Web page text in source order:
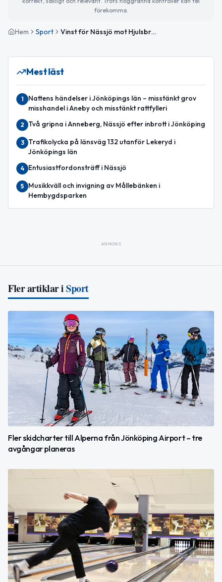
förekomma.
Hem Sport Vinst för Nässjö mot Hjulsbro i hemmamatch
Mest läst
1
Nattens händelser i Jönköpings län – misstänkt grov
misshandel i Aneby och misstänkt rattfylleri
2 Två gripna i Anneberg, Nässjö efter inbrott i Jönköping
3
Trafikolycka på länsväg 132 utanför Lekeryd i
Jönköpings län
4 Entusiastfordonsträff i Nässjö
5
Musikkväll och invigning av Mållebänken i
Hembygdsparken
ANNONS
Fler artiklar iSport
Fler skidcharter till Alperna från Jönköping Airport – tre
avgångar planeras